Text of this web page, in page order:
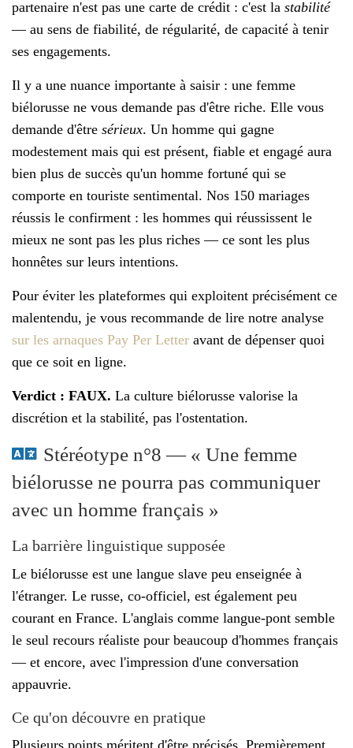
partenaire n'est pas une carte de crédit : c'est la stabilité
— au sens de fiabilité, de régularité, de capacité à tenir
ses engagements.
Il y a une nuance importante à saisir : une femme
biélorusse ne vous demande pas d'être riche. Elle vous
demande d'être sérieux. Un homme qui gagne
modestement mais qui est présent, fiable et engagé aura
bien plus de succès qu'un homme fortuné qui se
comporte en touriste sentimental. Nos 150 mariages
réussis le confirment : les hommes qui réussissent le
mieux ne sont pas les plus riches — ce sont les plus
honnêtes sur leurs intentions.
Pour éviter les plateformes qui exploitent précisément ce
malentendu, je vous recommande de lire notre analyse
sur les arnaques Pay Per Letter avant de dépenser quoi
que ce soit en ligne.
Verdict : FAUX. La culture biélorusse valorise la
discrétion et la stabilité, pas l'ostentation.
Stéréotype n°8 — « Une femme
biélorusse ne pourra pas communiquer
avec un homme français »
La barrière linguistique supposée
Le biélorusse est une langue slave peu enseignée à
l'étranger. Le russe, co-officiel, est également peu
courant en France. L'anglais comme langue-pont semble
le seul recours réaliste pour beaucoup d'hommes français
— et encore, avec l'impression d'une conversation
appauvrie.
Ce qu'on découvre en pratique